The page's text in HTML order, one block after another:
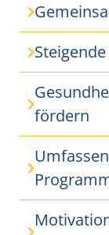
fördern